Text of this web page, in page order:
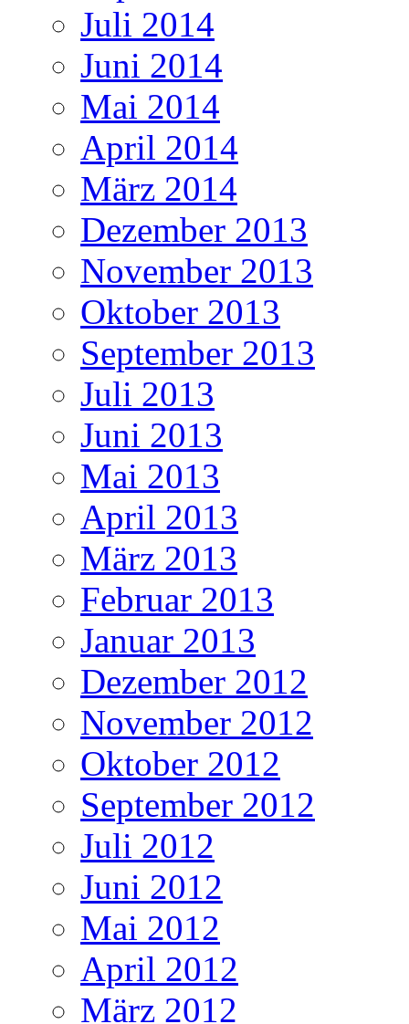
Juli 2014
Juni 2014
Mai 2014
April 2014
März 2014
Dezember 2013
November 2013
Oktober 2013
September 2013
Juli 2013
Juni 2013
Mai 2013
April 2013
März 2013
Februar 2013
Januar 2013
Dezember 2012
November 2012
Oktober 2012
September 2012
Juli 2012
Juni 2012
Mai 2012
April 2012
März 2012